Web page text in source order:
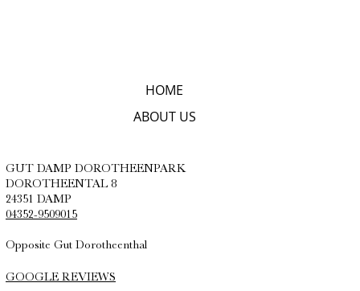
HOME
ABOUT US
GUT DAMP DOROTHEENPARK
DOROTHEENTAL 8
24351 DAMP
04352-9509015
Opposite Gut Dorotheenthal
GOOGLE REVIEWS